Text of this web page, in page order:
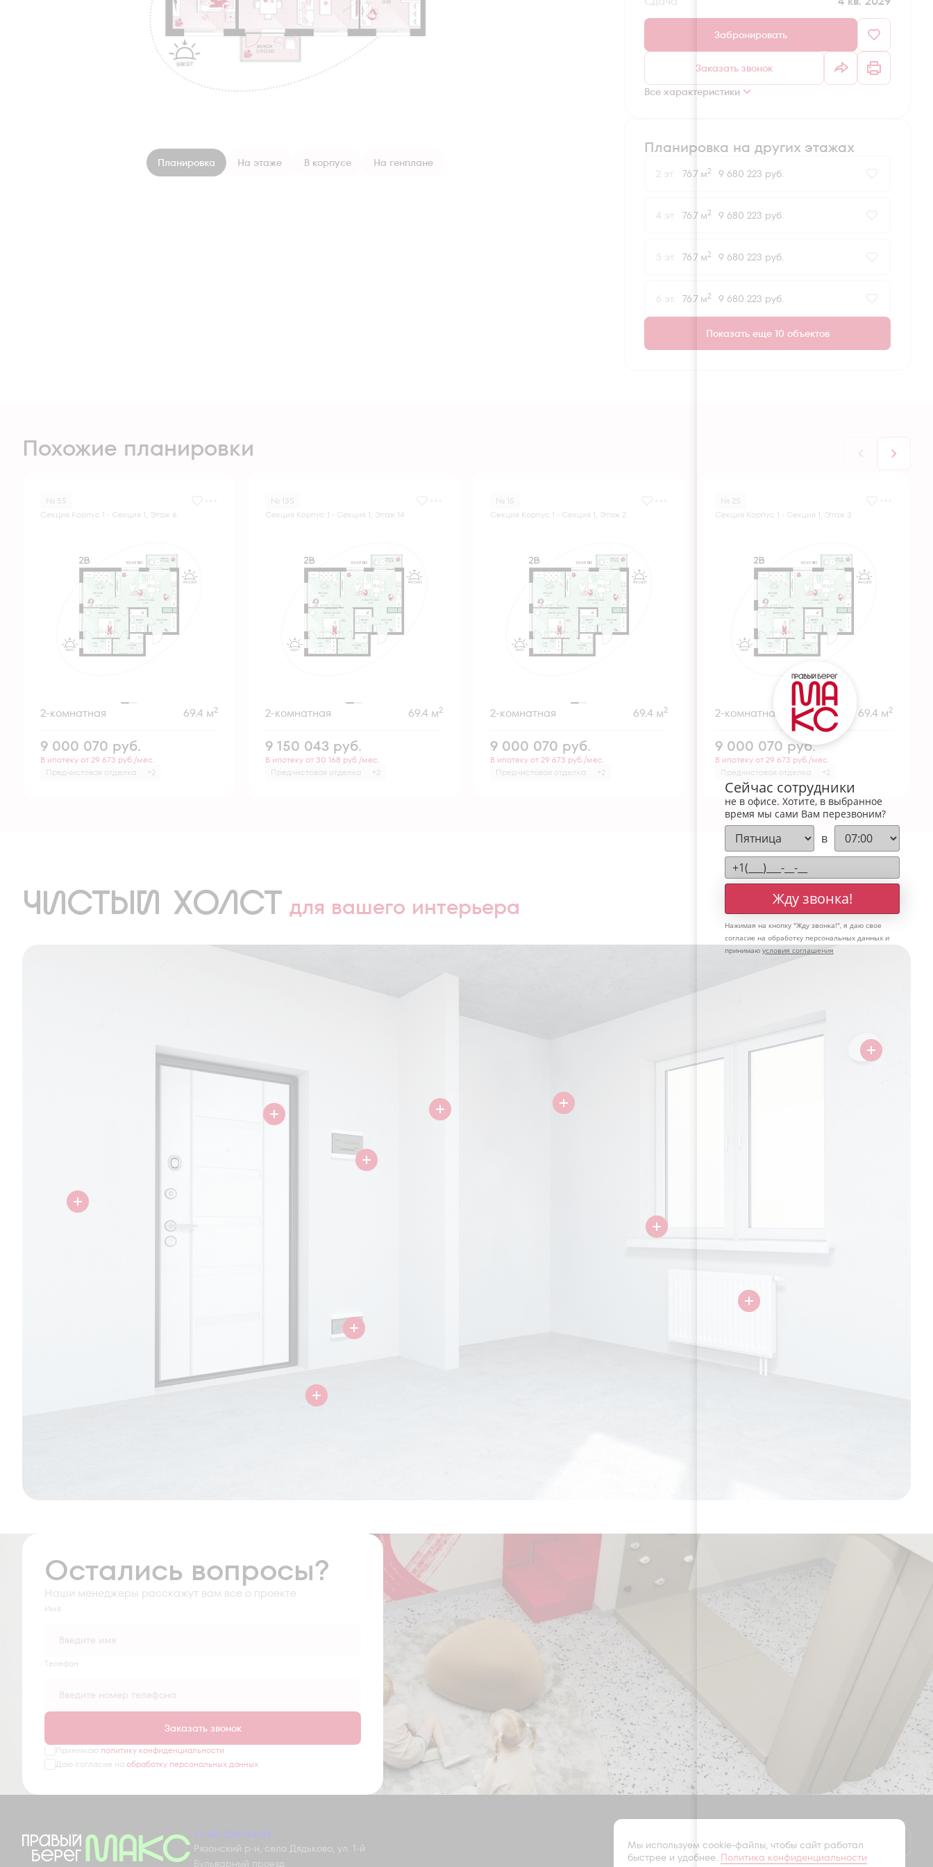
Планировка На этаже В корпусе На генплане
Забронировать
Заказать звонок
Все характеристики
Планировка на других этажах
2 эт. 76.7 м2 9 680 223 руб.
4 эт. 76.7 м2 9 680 223 руб.
5 эт. 76.7 м2 9 680 223 руб.
6 эт. 76.7 м2 9 680 223 руб.
Показать еще 10 объектов
Похожие планировки
№ 55
Секция Корпус 1 - Секция 1, Этаж 6
2-комнатная 69.4 м2
9 000 070 руб.
В ипотеку от 29 673 руб./мес.
Предчистовая отделка
+2
№ 135
Секция Корпус 1 - Секция 1, Этаж 14
2-комнатная 69.4 м2
9 150 043 руб.
В ипотеку от 30 168 руб./мес.
Предчистовая отделка
+2
№ 15
Секция Корпус 1 - Секция 1, Этаж 2
2-комнатная 69.4 м2
9 000 070 руб.
В ипотеку от 29 673 руб./мес.
Предчистовая отделка
+2
№ 25
Секция Корпус 1 - Секция 1, Этаж 3
2-комнатная 69.4 м2
9 000 070 руб.
В ипотеку от 29 673 руб./мес.
Предчистовая отделка
+2
ЧИСТЫЙ ХОЛСТ для вашего интерьера
Остались вопросы?
Наши менеджеры расскажут вам все о проекте
Имя
Tелефон
Заказать звонок
Принимаю политику конфиденциальности
Даю согласие на обработку персональных данных
+7 491 230-03-03
Рязанский р-н, село Дядьково, ул. 1-й
Бульварный проезд
Оставить заявку
Сейчас сотрудники
не в офисе. Хотите, в выбранное
время мы сами Вам перезвоним?
в
Жду звонка!
Нажимая на кнопку "Жду звонка!", я даю свое
согласие на обработку персональных данных и
принимаю условия соглашения
Мы используем cookie-файлы, чтобы сайт работал
быстрее и удобнее. Политика конфиденциальности